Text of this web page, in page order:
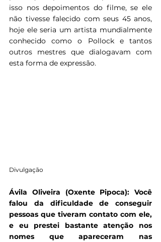
isso nos depoimentos do filme, se ele
não tivesse falecido com seus 45 anos,
hoje ele seria um artista mundialmente
conhecido como o Pollock e tantos
outros mestres que dialogavam com
esta forma de expressão.
Divulgação
Ávila Oliveira (Oxente Pipoca): Você
falou da dificuldade de conseguir
pessoas que tiveram contato com ele,
e eu prestei bastante atenção nos
nomes que apareceram nas